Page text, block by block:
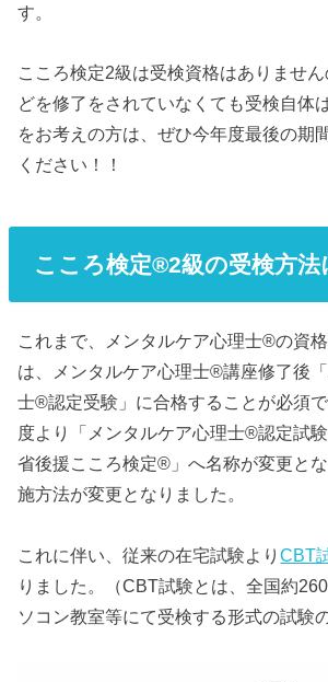
す。
こころ検定2級は受検資格はありませ
どを修了をされていなくても受検自体
をお考えの方は、ぜひ今年度最後の期
ください！！
こころ検定®2級の受検方法
これまで、メンタルケア心理士®の資
は、メンタルケア心理士®講座修了後
士®認定受験」に合格することが必須
度より「メンタルケア心理士®認定試
省後援こころ検定®」へ名称が変更と
施方法が変更となりました。
これに伴い、従来の在宅試験よりCBT
りました。（CBT試験とは、全国約
ソコン教室等にて受検する形式の試験